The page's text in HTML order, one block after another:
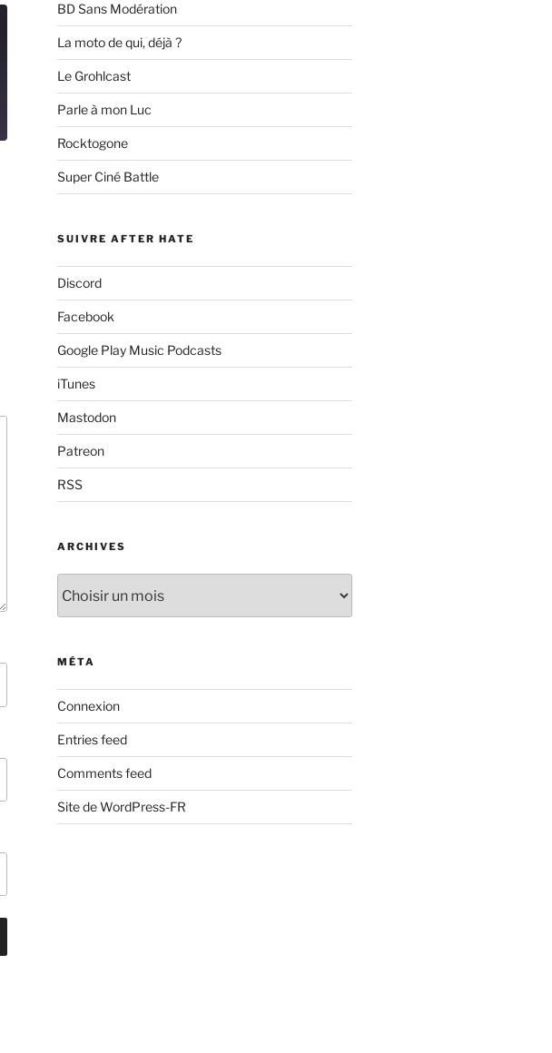
BD Sans Modération
La moto de qui, déjà ?
Le Grohlcast
Parle à mon Luc
Rocktogone
Super Ciné Battle
SUIVRE AFTER HATE
Discord
Facebook
Google Play Music Podcasts
iTunes
Mastodon
Patreon
RSS
ARCHIVES
MÉTA
Connexion
Entries feed
Comments feed
Site de WordPress-FR